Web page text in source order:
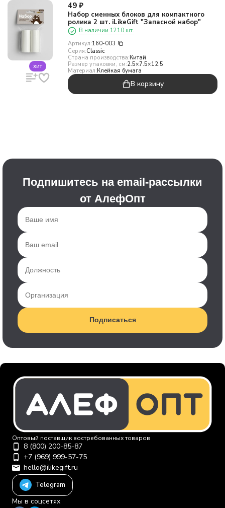
хит
49 ₽
Набор сменных блоков для компактного
ролика 2 шт. iLikeGift "Запасной набор"
В наличии 1210 шт.
Артикул:160-003
Серия:Classic
Страна производства:Китай
Размер упаковки, см:2.5×7.5×12.5
Материал:Клейкая бумага
В корзину
Подпишитесь на email-рассылки
от АлефОпт
Подписаться
Оптовый поставщик востребованных товаров
8 (800) 200-85-87
+7 (969) 999-57-75
hello@ilikegift.ru
Telegram
Мы в соцсетях